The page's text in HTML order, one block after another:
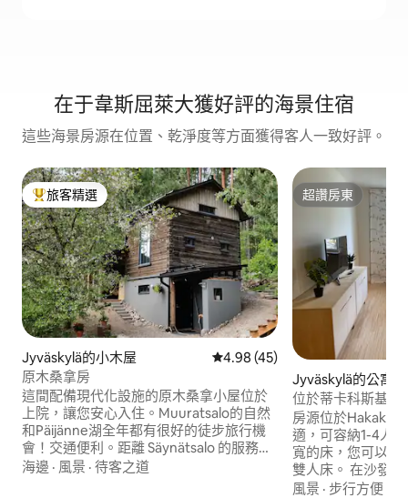
在于韋斯屈萊大獲好評的海景住宿
這些海景房源在位置、乾淨度等方面獲得客人一致好評。
旅客精選榜首
旅客精選
Jyväskylä的小木屋 從 45 則評價中獲得 4.98 的平
4.98 (45)
原木桑拿房
這間配備現代化設施的原木桑拿小屋位於
上院，讓您安心入住。Muuratsalo的自然
和Päijänne湖全年都有很好的徒步旅行機
會！交通便利。距離 Säynätsalo 的服務和
Alvar Aalto 的目的地 2-4 公里，距離巴士
海邊 · 風景 · 待客之道
超讚房東
超讚房東
Jyväskylä的公寓
位於蒂卡科斯基
公寓
房源位於
適，可容納1-4人。 住宿處有兩張 90 公
寬的床，您可以將
雙人床。 在沙發
鬆，如有需要，它
風景 · 步行方便